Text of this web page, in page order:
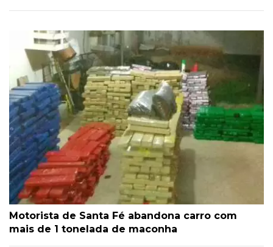
Motorista de Santa Fé abandona carro com
mais de 1 tonelada de maconha